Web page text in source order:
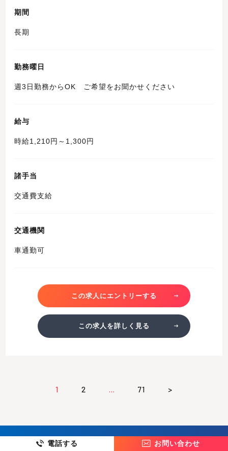
期間
長期
勤務曜日
週3日勤務からOK ご希望をお聞かせください
給与
時給1,210円～1,300円
諸手当
交通費支給
交通機関
車通勤可
この求人にエントリーする
この求人を詳しく見る
1 2 … 71 >
電話する お問い合わせ